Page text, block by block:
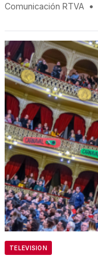
Comunicación RTVA •
TELEVISION